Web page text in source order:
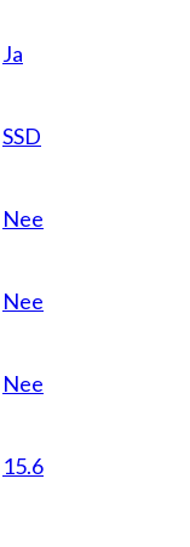
Ja
SSD
Nee
Nee
Nee
15.6